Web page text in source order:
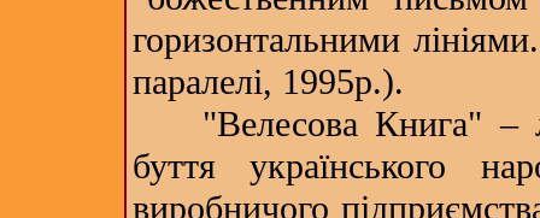
горизонтальними
паралелі, 1995р.).
"Велесова Книга" –
буття українського
виробничого